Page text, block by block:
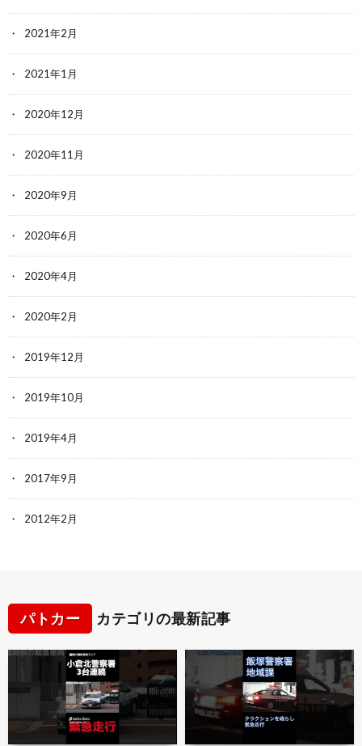
2021年2月
2021年1月
2020年12月
2020年11月
2020年9月
2020年6月
2020年4月
2020年2月
2019年12月
2019年10月
2019年4月
2017年9月
2012年2月
パトカー カテゴリの最新記事